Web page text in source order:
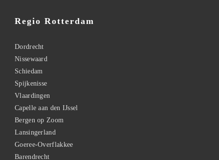
Regio Rotterdam
Dordrecht
Nissewaard
Schiedam
Spijkenisse
Vlaardingen
Capelle aan den IJssel
Bergen op Zoom
Lansingerland
Goeree-Overflakkee
Barendrecht